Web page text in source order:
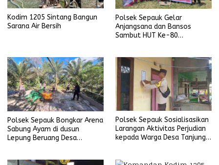
Kodim 1205 Sintang Bangun
Sarana Air Bersih
Polsek Sepauk Gelar
Anjangsana dan Bansos
Sambut HUT Ke-80
Polsek Sepauk Bongkar Arena
Sabung Ayam di dusun
Lepung Beruang Desa
Polsek Sepauk Sosialisasikan
Larangan Aktivitas Perjudian
kepada Warga Desa Tanjung